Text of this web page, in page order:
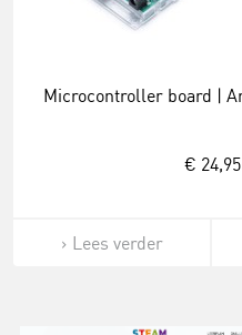
Microcontroller board |
€ 24,95
Lees verder